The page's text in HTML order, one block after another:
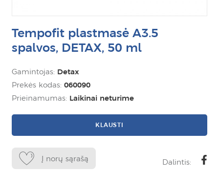
Tempofit plastmasė A3.5
spalvos, DETAX, 50 ml
Gamintojas: Detax
Prekės kodas: 060090
Prieinamumas: Laikinai neturime
KLAUSTI
Į norų sąrašą Dalintis: